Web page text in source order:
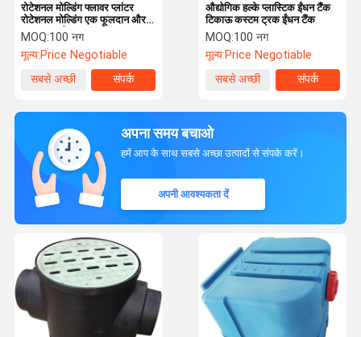
रोटेशनल मोल्डिंग फ्लावर प्लांटर
रोटेशनल मोल्डिंग एक फूलदान और
एक छाता स्टैंड
MOQ:100 नग
मूल्य:Price Negotiable
सबसे अच्छी
संपर्क
औद्योगिक हल्के प्लास्टिक ईंधन टैंक
टिकाऊ कस्टम ट्रक ईंधन टैंक
MOQ:100 नग
मूल्य:Price Negotiable
सबसे अच्छी
संपर्क
अपना समय बचाओ
हमें आप के साथ सबसे अच्छा उत्पादों से संपर्क करें।
अपनी आवश्यकता दें